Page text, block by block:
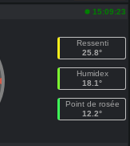
15:09:23
Ressenti
25.8°
Humidex
18.1°
Point de rosée
12.2°